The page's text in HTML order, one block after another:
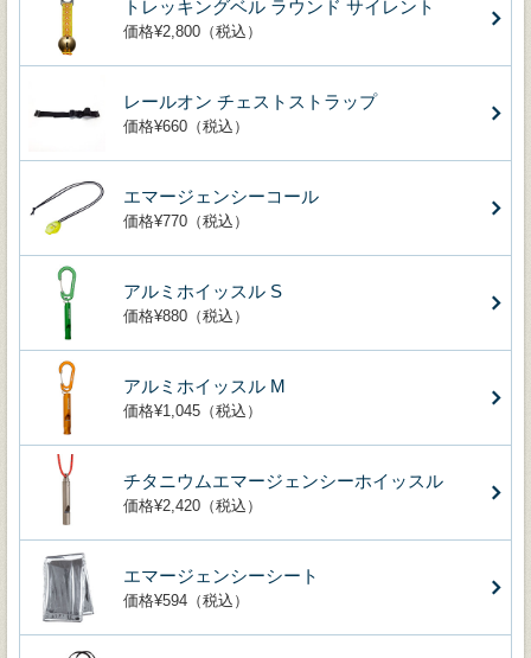
トレッキングベル ラウンド サイレント
価格¥2,800（税込）
レールオン チェストストラップ
価格¥660（税込）
エマージェンシーコール
価格¥770（税込）
アルミホイッスル S
価格¥880（税込）
アルミホイッスル M
価格¥1,045（税込）
チタニウムエマージェンシーホイッスル
価格¥2,420（税込）
エマージェンシーシート
価格¥594（税込）